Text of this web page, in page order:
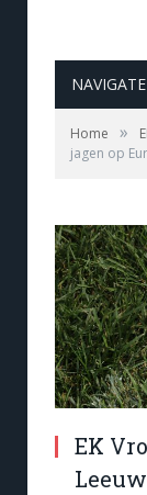
NAVIGATE
Home »
jagen op
EK